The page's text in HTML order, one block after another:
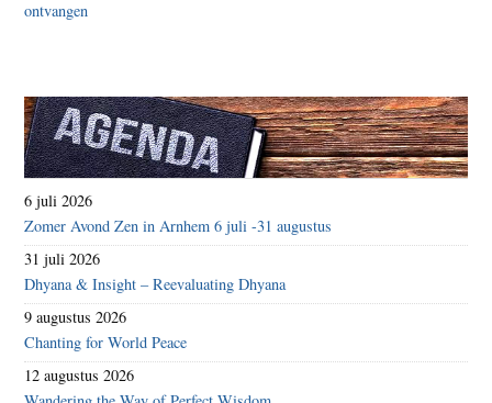
6 juli 2026
Zomer Avond Zen in Arnhem 6 juli -31 augustus
31 juli 2026
Dhyana & Insight – Reevaluating Dhyana
9 augustus 2026
Chanting for World Peace
12 augustus 2026